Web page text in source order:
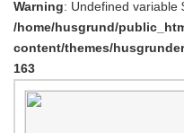
Warning: Undefined variable
/home/husgrund/
content/themes/
163